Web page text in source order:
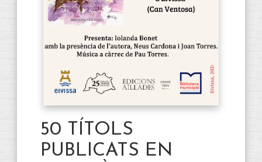
50 TÍTOLS
PUBLICATS EN